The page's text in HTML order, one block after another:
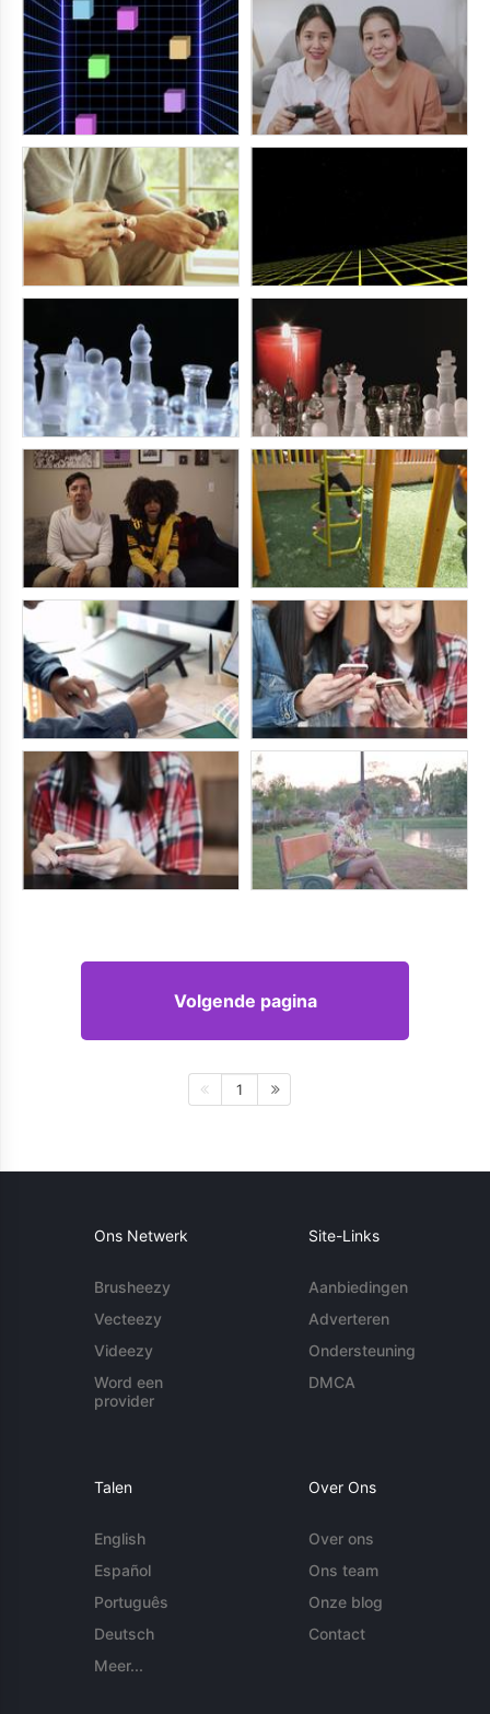
Volgende pagina
1
Ons Netwerk
Brusheezy
Vecteezy
Videezy
Word een
provider
Site-Links
Aanbiedingen
Adverteren
Ondersteuning
DMCA
Talen
English
Español
Português
Deutsch
Meer...
Over Ons
Over ons
Ons team
Onze blog
Contact